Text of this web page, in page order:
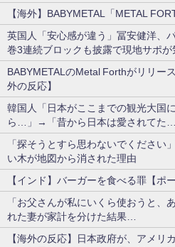
【海外】BABYMETAL「METAL
英国人「安心感が違う」冨安健洋、
巻3連続ブロックも披露で現地サポが
BABYMETALのMetal Forthがリリ
外の反応】
韓国人「日本がここまでの観光大国
ら…」→「昔から日本は愛されてた…
「探そうとすら思わないでください
い木が地図から消された理由
【インド】バーガーを食べる罪【ポ
「お父さんが私にいくら使おうと、
れた妻が家計を分けた結果…
【海外の反応】日本政府が、アメリ